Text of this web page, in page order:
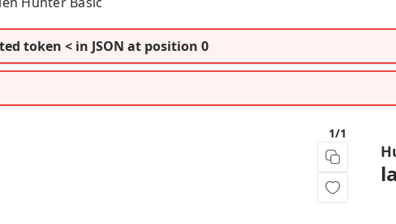
token < in JSON at position 0
1/1